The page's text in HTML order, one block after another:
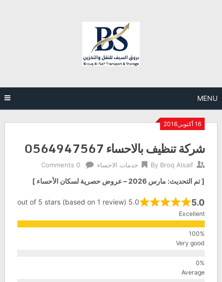
MENU
16 أكتوبر,2016
شركة تنظيف بالاحساء ‎0564947567
By Broq Alsaif خدمات الاحساء 0 Comments
[ تم التحديث: مارس 2026 – عروض حصرية لسكان الأحساء ]
5.0
5.0 out of 5 stars (based on 1 review)
Excellent
Very good
Average